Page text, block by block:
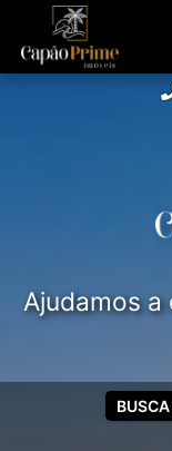
Ajudamos a